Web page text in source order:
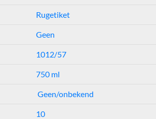
Rugetiket
Geen
1012/57
750 ml
Geen/onbekend
10